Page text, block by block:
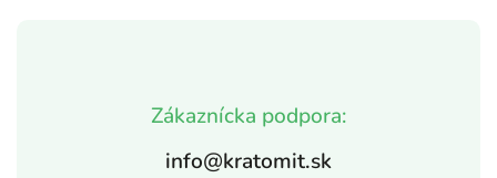
Zákaznícka podpora:
info@kratomit.sk